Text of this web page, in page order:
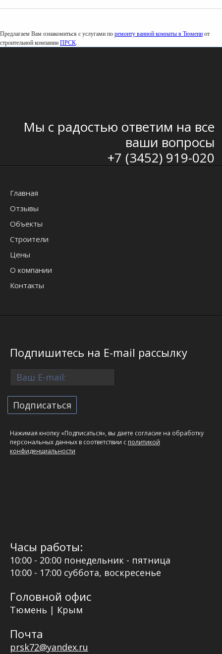
Предлагаем Вам ознакомиться с услугами поремонту ванной комнаты в Тюмениот
строительной компанииПРСК.
Мы с радостью ответим на все
ваши вопросы
+7 (3452) 919-020
Главная
Отзывы
Объекты
Строители
Цены
О компании
Контакты
Подпишитесь на E-mail рассылку
Нажимая кнопку «Подписаться», вы даете согласие на обработку
персональных данных в соответствии с политикой
конфиденциальности
Часы работы:
10:00 - 20:00 понедельник - пятница
10:00 - 17:00 суббота, воскресенье
Головной офис
Тюмень | Крым
Почта
prsk72@yandex.ru